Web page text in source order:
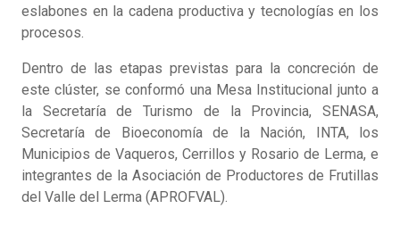
eslabones en la cadena productiva y tecnologías en los
procesos.
Dentro de las etapas previstas para la concreción de
este clúster, se conformó una Mesa Institucional junto a
la Secretaría de Turismo de la Provincia, SENASA,
Secretaría de Bioeconomía de la Nación, INTA, los
Municipios de Vaqueros, Cerrillos y Rosario de Lerma, e
integrantes de la Asociación de Productores de Frutillas
del Valle del Lerma (APROFVAL).